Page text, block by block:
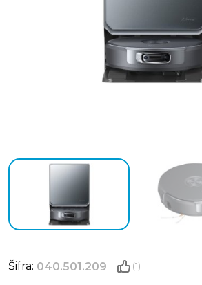
Šifra: 040.501.209 (1)